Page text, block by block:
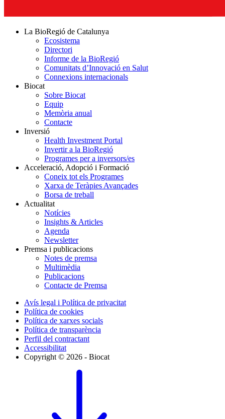
La BioRegió de Catalunya
Ecosistema
Directori
Informe de la BioRegió
Comunitats d’Innovació en Salut
Connexions internacionals
Biocat
Sobre Biocat
Equip
Memòria anual
Contacte
Inversió
Health Investment Portal
Invertir a la BioRegió
Programes per a inversors/es
Acceleració, Adopció i Formació
Coneix tot els Programes
Xarxa de Teràpies Avançades
Borsa de treball
Actualitat
Notícies
Insights & Articles
Agenda
Newsletter
Premsa i publicacions
Notes de premsa
Multimèdia
Publicacions
Contacte de Premsa
Avís legal i Política de privacitat
Política de cookies
Política de xarxes socials
Política de transparència
Perfil del contractant
Accessibilitat
Copyright © 2026 - Biocat